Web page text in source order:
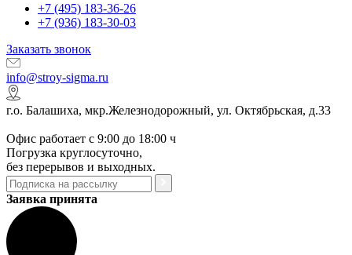
+7 (495) 183-36-26
+7 (936) 183-30-03
Заказать звонок
info@stroy-sigma.ru
г.о. Балашиха, мкр.Железнодорожный, ул. Октябрьская, д.33
Офис работает с 9:00 до 18:00 ч
Погрузка круглосуточно,
без перерывов и выходных.
Заявка принята